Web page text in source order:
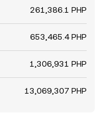
261,386.1 PHP
653,465.4 PHP
1,306,931 PHP
13,069,307 PHP